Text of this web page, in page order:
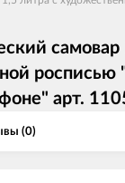
самовар
росписью
арт.
(0)